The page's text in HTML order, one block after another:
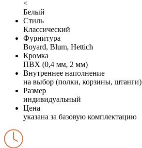
<
Белый
Стиль
Классический
Фурнитура
Boyard, Blum, Hettich
Кромка
ПВХ (0,4 мм, 2 мм)
Внутреннее наполнение
на выбор (полки, корзины, штанги)
Размер
индивидуальный
Цена
указана за базовую комплектацию